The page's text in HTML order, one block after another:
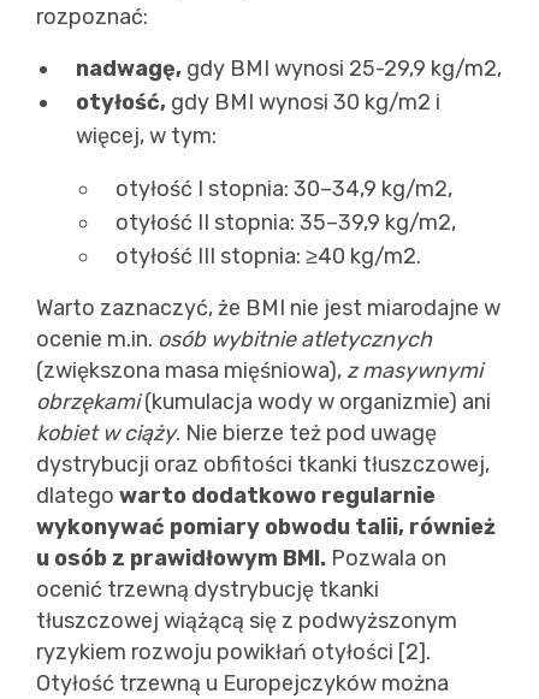
rozpoznać:
nadwagę, gdy BMI wynosi 25-29,9 kg/m2,
otyłość, gdy BMI wynosi 30 kg/m2 i
więcej, w tym:
otyłość I stopnia: 30–34,9 kg/m2,
otyłość II stopnia: 35–39,9 kg/m2,
otyłość III stopnia: ≥40 kg/m2.
Warto zaznaczyć, że BMI nie jest miarodajne w
ocenie m.in. osób wybitnie atletycznych
(zwiększona masa mięśniowa), z masywnymi
obrzękami(kumulacja wody w organizmie) ani
kobiet w ciąży. Nie bierze też pod uwagę
dystrybucji oraz obfitości tkanki tłuszczowej,
dlatego warto dodatkowo regularnie
wykonywać pomiary obwodu talii, również
u osób z prawidłowym BMI. Pozwala on
ocenić trzewną dystrybucję tkanki
tłuszczowej wiążącą się z podwyższonym
ryzykiem rozwoju powikłań otyłości [2].
Otyłość trzewną u Europejczyków można